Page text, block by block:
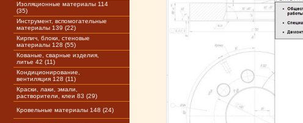
Изоляционные материалы 114
(35)
Инструмент, вспомогательные
материалы 139 (22)
Кирпич, блоки, стеновые
материалы 128 (55)
Кованые, сварные изделия,
литье 42 (11)
Кондиционирование,
вентиляция 128 (11)
Краски, лаки, эмали,
растворители, клеи 83 (29)
Кровельные материалы 148 (24)